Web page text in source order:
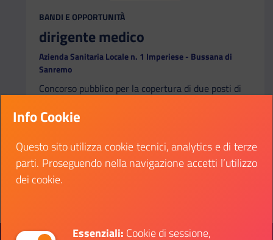
CATEGORIA:
BANDI E OPPORTUNITÀ
dirigente medico
Azienda Sanitaria Locale n. 1 Imperiese - Bussana di
Sanremo
Concorso pubblico per la copertura di due posti di
venerologia, a tempo indeterminato.
Data fine:
29 gennaio 2026
Il link ti porterà ad avere maggiori dettagli su:
Vai al bando
Info Cookie
Questo sito utilizza cookie tecnici, analytics e di terze
parti. Proseguendo nella navigazione accetti l’utilizzo
dei cookie.
Essenziali: Cookie di sessione,